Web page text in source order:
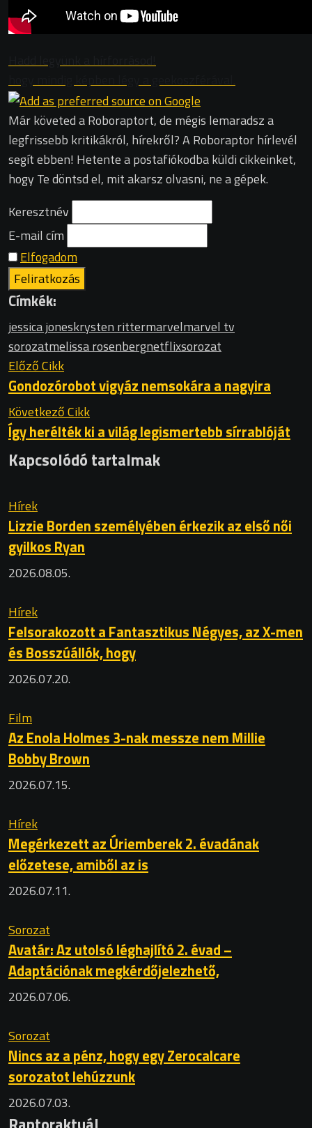
Már követed a Roboraptort, de mégis lemaradsz a
legfrissebb kritikákról, hírekről? A Roboraptor hírlevél
segít ebben! Hetente a postafiókodba küldi cikkeinket,
hogy Te döntsd el, mit akarsz olvasni, ne a gépek.
Keresztnév
E-mail cím
Elfogadom
Címkék:
jessica joneskrysten rittermarvelmarvel tv
sorozatmelissa rosenbergnetflixsorozat
Előző Cikk
Gondozórobot vigyáz nemsokára a nagyira
Következő Cikk
Így herélték ki a világ legismertebb sírrablóját
Kapcsolódó tartalmak
Hírek
Lizzie Borden személyében érkezik az első női
gyilkos Ryan
2026.08.05.
Hírek
Felsorakozott a Fantasztikus Négyes, az X-men
és Bosszúállók, hogy
2026.07.20.
Film
Az Enola Holmes 3-nak messze nem Millie
Bobby Brown
2026.07.15.
Hírek
Megérkezett az Úriemberek 2. évadának
előzetese, amiből az is
2026.07.11.
Sorozat
Avatár: Az utolsó léghajlító 2. évad –
Adaptációnak megkérdőjelezhető,
2026.07.06.
Sorozat
Nincs az a pénz, hogy egy Zerocalcare
sorozatot lehúzzunk
2026.07.03.